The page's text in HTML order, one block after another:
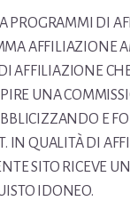
A PROGRAMMI DI
AFFILIAZIONE
AFFILIAZIONE
UNA
E
IN QUALITÀ DI
SITO RICEVE
IDONEO.